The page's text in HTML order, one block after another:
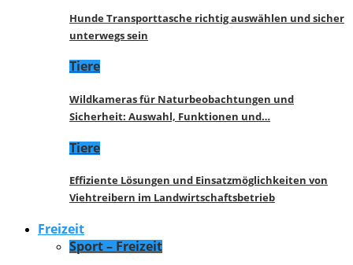
Hunde Transporttasche richtig auswählen und sicher
unterwegs sein
Tiere
Wildkameras für Naturbeobachtungen und
Sicherheit: Auswahl, Funktionen und…
Tiere
Effiziente Lösungen und Einsatzmöglichkeiten von
Viehtreibern im Landwirtschaftsbetrieb
Freizeit
Sport – Freizeit